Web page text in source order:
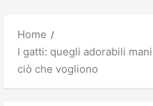
Home
I gatti: quegli adorabili
ciò che vogliono